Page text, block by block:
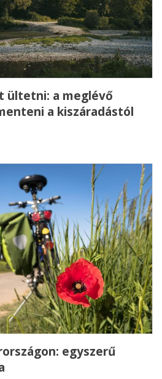
ültetni: a meglévő
a kiszáradástól
egyszerű